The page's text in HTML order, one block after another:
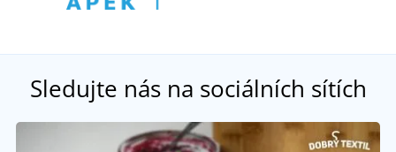
Sledujte nás na sociálních sítích